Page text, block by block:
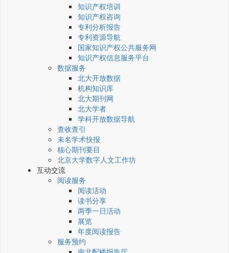
知识产权培训
知识产权咨询
专利分析报告
专利资源导航
国家知识产权公共服务网
知识产权信息服务平台
数据服务
北大开放数据
机构知识库
北大期刊网
北大学者
学科开放数据导航
查收查引
未名学术快报
核心期刊要目
北京大学数字人文工作坊
互动交流
阅读服务
阅读活动
读书分享
两季一日活动
展览
年度阅读报告
服务预约